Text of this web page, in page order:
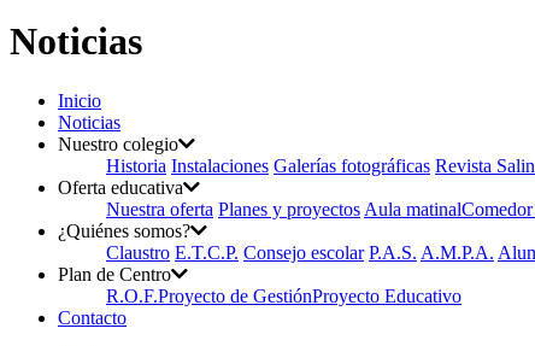
Noticias
Inicio
Noticias
Nuestro colegio
Historia Instalaciones Galerías fotográficas Revista
Oferta educativa
Nuestra oferta Planes y proyectos Aula matinal
¿Quiénes somos?
Claustro E.T.C.P. Consejo escolar P.A.S. A.M.P.A.
Plan de Centro
R.O.F.Proyecto de GestiónProyecto Educativo
Contacto